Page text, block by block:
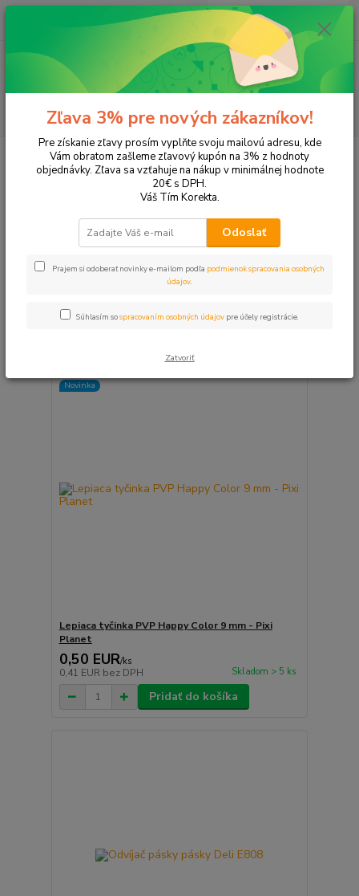
Hľadať
ks
za 0,00 EUR
Školské potreby Lepidlá
Upresniť parametre
Najdrahšie
Zobrazujem 1-31 z 31
Novinka
Lepiaca tyčinka PVP Happy Color 9 mm - Pixi
Planet
0,50 EUR/ks
0,41 EUR bez DPH Skladom > 5 ks
Pridať do košíka
Zľava 3% pre nových zákazníkov!
Pre získanie zľavy prosím vyplňte svoju mailovú adresu, kde
Vám obratom zašleme zľavový kupón na 3% z hodnoty
objednávky. Zľava sa vzťahuje na nákup v minimálnej hodnote
20€ s DPH.
Váš Tím Korekta.
Odoslať
Prajem si odoberať novinky e-mailom podľa podmienok spracovania osobných
údajov.
Súhlasím sospracovaním osobných údajov pre účely registrácie.
Zatvoriť